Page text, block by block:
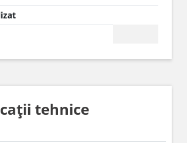
tehnice